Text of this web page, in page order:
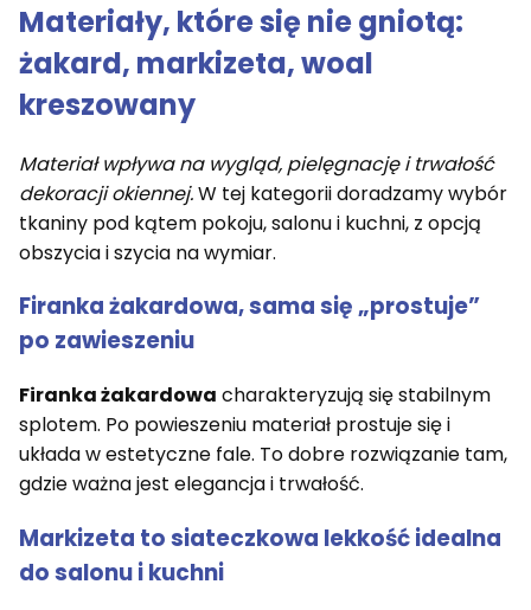
Materiały, które się nie gniotą:
żakard, markizeta, woal
kreszowany
Materiał wpływa na wygląd, pielęgnację i trwałość
dekoracji okiennej.W tej kategorii doradzamy wybór
tkaniny pod kątem pokoju, salonu i kuchni, z opcją
obszycia i szycia na wymiar.
Firanka żakardowa, sama się „prostuje”
po zawieszeniu
Firanka żakardowa charakteryzują się stabilnym
splotem. Po powieszeniu materiał prostuje się i
układa w estetyczne fale. To dobre rozwiązanie tam,
gdzie ważna jest elegancja i trwałość.
Markizeta to siateczkowa lekkość idealna
do salonu i kuchni